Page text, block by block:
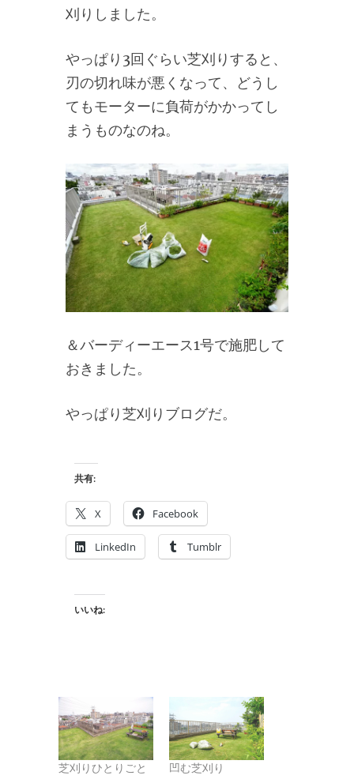
刈りしました。
やっぱり3回ぐらい芝刈りすると、
刃の切れ味が悪くなって、どうし
てもモーターに負荷がかかってし
まうものなのね。
＆バーディーエース1号で施肥して
おきました。
やっぱり芝刈りブログだ。
共有:
X Facebook
LinkedIn Tumblr
いいね:
芝刈りひとりごと
凹む芝刈り